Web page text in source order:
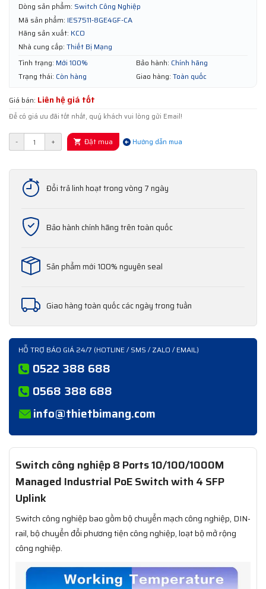
Dòng sản phẩm: Switch Công Nghiệp
Mã sản phẩm: IES7511-8GE4GF-CA
Hãng sản xuất: KCO
Nhà cung cấp: Thiết Bị Mạng
Tình trạng: Mới 100% Bảo hành: Chính hãng
Trạng thái: Còn hàng Giao hàng: Toàn quốc
Giá bán: Liên hệ giá tốt
Để có giá ưu đãi tốt nhất, quý khách vui lòng gửi Email!
- + Đặt mua Hướng dẫn mua
Đổi trả linh hoạt trong vòng 7 ngày
Bảo hành chính hãng trên toàn quốc
Sản phẩm mới 100% nguyên seal
Giao hàng toàn quốc các ngày trong tuần
HỖ TRỢ BÁO GIÁ 24/7 (HOTLINE / SMS / ZALO / EMAIL)
0522 388 688
0568 388 688
info@thietbimang.com
Switch công nghiệp 8 Ports 10/100/1000M
Managed Industrial PoE Switch with 4 SFP
Uplink
Switch công nghiệp bao gồm bộ chuyển mạch công nghiệp, DIN-
rail, bộ chuyển đổi phương tiện công nghiệp, loạt bộ mở rộng
công nghiệp.